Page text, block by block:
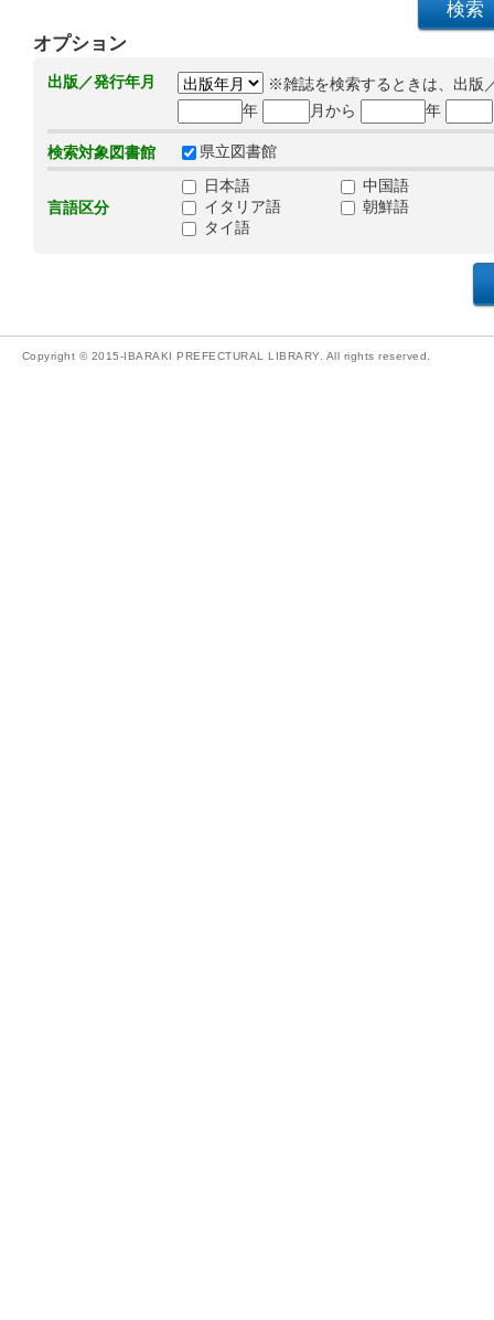
オプション
出版／発行年月
※雑誌を検索するときは、出版
年
月から 年
検索対象図書館 県立図書館
言語区分
日本語
中国語
イタリア語
朝鮮語
タイ語
Copyright © 2015-IBARAKI PREFECTURAL LIBRARY. All rights reserved.